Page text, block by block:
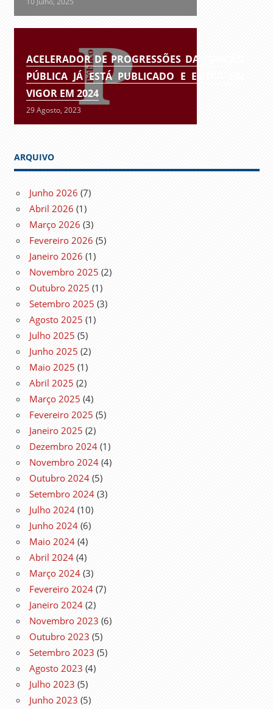
ACELERADOR DE PROGRESSÕES DA FUNÇÃO
PÚBLICA JÁ ESTÁ PUBLICADO E ENTRA EM
VIGOR EM 2024
29 Agosto, 2023
ARQUIVO
Junho 2026 (7)
Abril 2026 (1)
Março 2026 (3)
Fevereiro 2026 (5)
Janeiro 2026 (1)
Novembro 2025 (2)
Outubro 2025 (1)
Setembro 2025 (3)
Agosto 2025 (1)
Julho 2025 (5)
Junho 2025 (2)
Maio 2025 (1)
Abril 2025 (2)
Março 2025 (4)
Fevereiro 2025 (5)
Janeiro 2025 (2)
Dezembro 2024 (1)
Novembro 2024 (4)
Outubro 2024 (5)
Setembro 2024 (3)
Julho 2024 (10)
Junho 2024 (6)
Maio 2024 (4)
Abril 2024 (4)
Março 2024 (3)
Fevereiro 2024 (7)
Janeiro 2024 (2)
Novembro 2023 (6)
Outubro 2023 (5)
Setembro 2023 (5)
Agosto 2023 (4)
Julho 2023 (5)
Junho 2023 (5)